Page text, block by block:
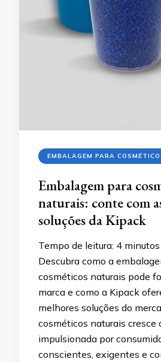
EMBALAGEM PARA
Embalagem para
naturais: conte com
soluções da Kipack
Tempo de leitura: 4 minutos
Descubra como a
cosméticos naturais pode
marca e como a Kipack
melhores soluções do
cosméticos naturais cresce
impulsionada por
conscientes, exigentes e